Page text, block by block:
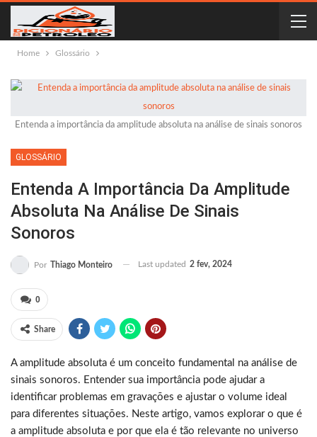
Home Glossário
Entenda a importância da amplitude absoluta na análise de sinais sonoros
GLOSSÁRIO
Entenda A Importância Da Amplitude
Absoluta Na Análise De Sinais
Sonoros
Por Thiago Monteiro Last updated 2 fev, 2024
0
Share
A amplitude absoluta é um conceito fundamental na análise de
sinais sonoros. Entender sua importância pode ajudar a
identificar problemas em gravações e ajustar o volume ideal
para diferentes situações. Neste artigo, vamos explorar o que é
a amplitude absoluta e por que ela é tão relevante no universo